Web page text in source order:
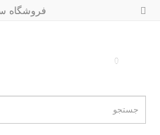
فروشگاه
0